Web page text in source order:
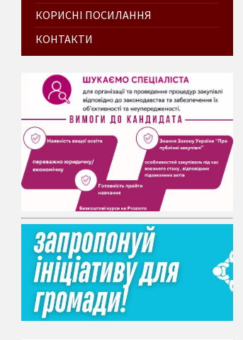
КОРИСНІ ПОСИЛАННЯ
КОНТАКТИ